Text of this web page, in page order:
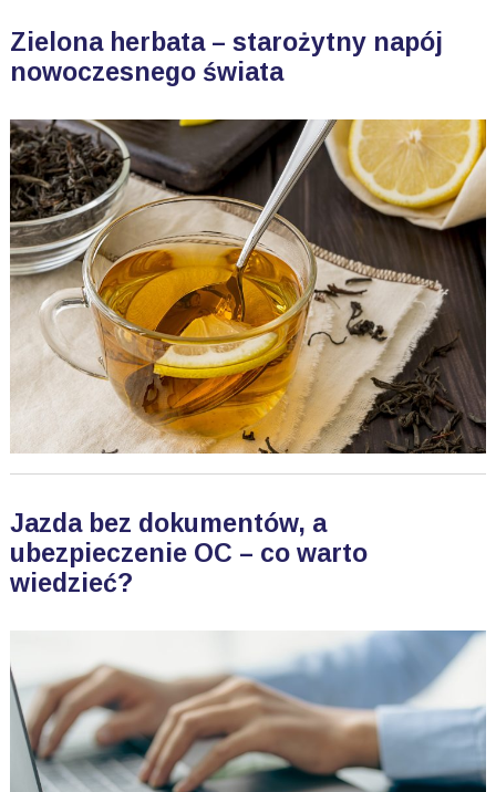
Zielona herbata – starożytny napój
nowoczesnego świata
Jazda bez dokumentów, a
ubezpieczenie OC – co warto
wiedzieć?